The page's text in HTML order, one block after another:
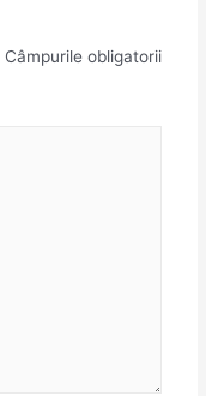
Câmpurile obligatorii